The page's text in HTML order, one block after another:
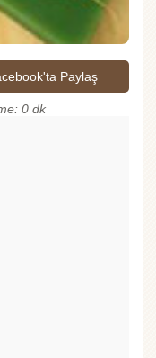
Paylaş
0 dk